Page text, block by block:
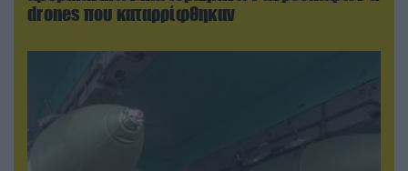
drones που καταρρίφθηκαν